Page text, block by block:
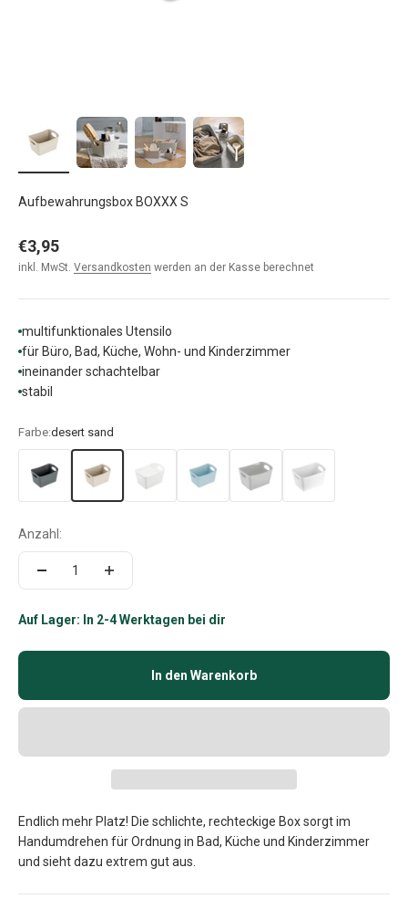
Aufbewahrungsbox BOXXX S
Angebot
€3,95
inkl. MwSt. Versandkosten werden an der Kasse berechnet
multifunktionales Utensilo
für Büro, Bad, Küche, Wohn- und Kinderzimmer
ineinander schachtelbar
stabil
Farbe:desert sand
Anzahl:
Auf Lager: In 2-4 Werktagen bei dir
In den Warenkorb
Endlich mehr Platz! Die schlichte, rechteckige Box sorgt im
Handumdrehen für Ordnung in Bad, Küche und Kinderzimmer
und sieht dazu extrem gut aus.